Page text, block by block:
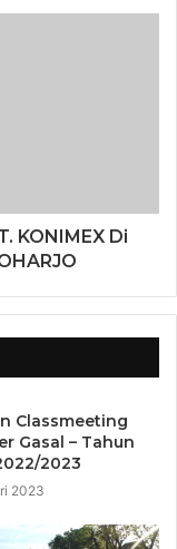
KONIMEX Di
Classmeeting
Gasal – Tahun
2023
2023